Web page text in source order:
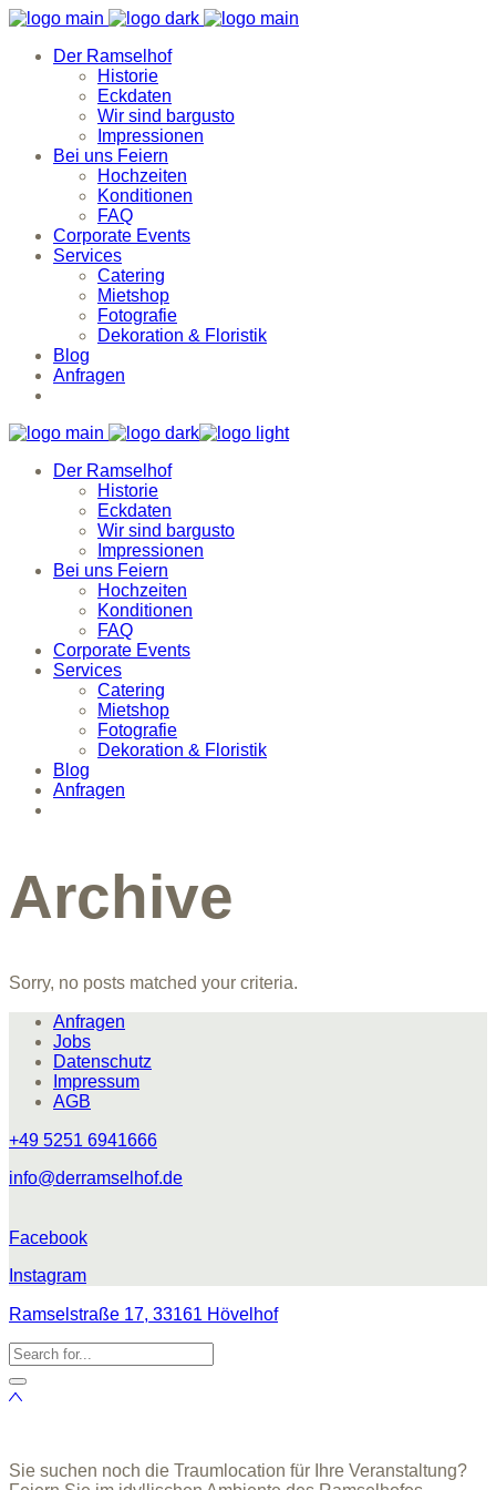
Der Ramselhof
Historie
Eckdaten
Wir sind bargusto
Impressionen
Bei uns Feiern
Hochzeiten
Konditionen
FAQ
Corporate Events
Services
Catering
Mietshop
Fotografie
Dekoration & Floristik
Blog
Anfragen
Der Ramselhof
Historie
Eckdaten
Wir sind bargusto
Impressionen
Bei uns Feiern
Hochzeiten
Konditionen
FAQ
Corporate Events
Services
Catering
Mietshop
Fotografie
Dekoration & Floristik
Blog
Anfragen
Archive
Sorry, no posts matched your criteria.
Anfragen
Jobs
Datenschutz
Impressum
AGB
+49 5251 6941666
info@derramselhof.de
Facebook
Instagram
Ramselstraße 17, 33161 Hövelhof
Sie suchen noch die Traumlocation für Ihre Veranstaltung?